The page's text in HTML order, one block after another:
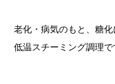
老化・病気のもと、糖
低温スチーミング調理で